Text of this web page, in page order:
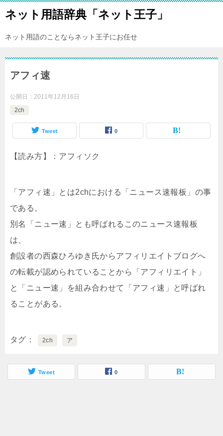
ネット用語辞典「ネット王子」
ネット用語のことならネット王子にお任せ
アフィ速
公開日： 2011年12月16日
2ch
Tweet 0
【読み方】：アフィソク
「アフィ速」とは2chにおける「ニュース速報板」の事
である。
別名「ニュー速」とも呼ばれるこのニュース速報板
は、
創設者の西森ひろゆき氏からアフィリエイトブログへ
の転載が認められていることから「アフィリエイト」
と「ニュー速」を組み合わせて「アフィ速」と呼ばれ
ることがある。
タグ 2ch ア
Tweet 0